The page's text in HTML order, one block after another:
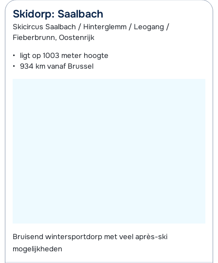
Skidorp: Saalbach
Skicircus Saalbach / Hinterglemm / Leogang /
Fieberbrunn, Oostenrijk
ligt op 1003 meter hoogte
934 km vanaf Brussel
Bruisend wintersportdorp met veel après-ski
mogelijkheden